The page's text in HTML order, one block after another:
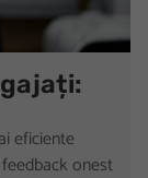
eficiente
onest